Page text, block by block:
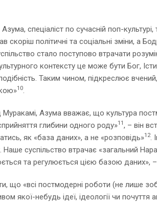
спеціаліст по сучасній поп-
скоріш політичні та соціальні зміни, а
стало поступово втрачати
контексту це може бути Бог,
Таким чином, підкреслює
10.
Муракамі, Азума вважає, що культура
глибини одного роду»11 , – він
як «база даних», а не «розповідь»12.
Наше суспільство втрачає «загальний
та регулюється цією базою даних»,
що «всі постмодерні роботи (не лише
якої-небудь ідеї, ідеології чи